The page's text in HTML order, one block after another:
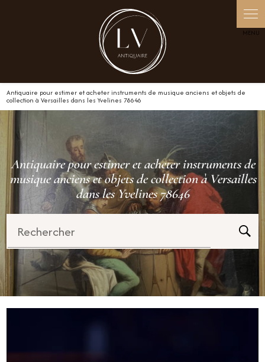
Antiquaire pour estimer et acheter instruments de musique anciens et objets de
collection à Versailles dans les Yvelines 78646
Antiquaire pour estimer et acheter instruments de
musique anciens et objets de collection à Versailles
dans les Yvelines 78646
Rechercher
Panneau de gestion des cookies